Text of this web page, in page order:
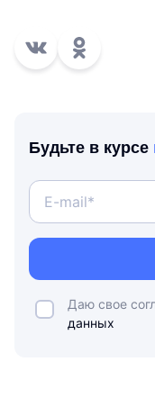
Будьте в курсе
Даю свое
данных